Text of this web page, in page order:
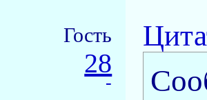
Гость
28
-